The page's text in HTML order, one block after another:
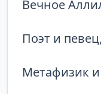
Вечное
Поэт и
Метафизик